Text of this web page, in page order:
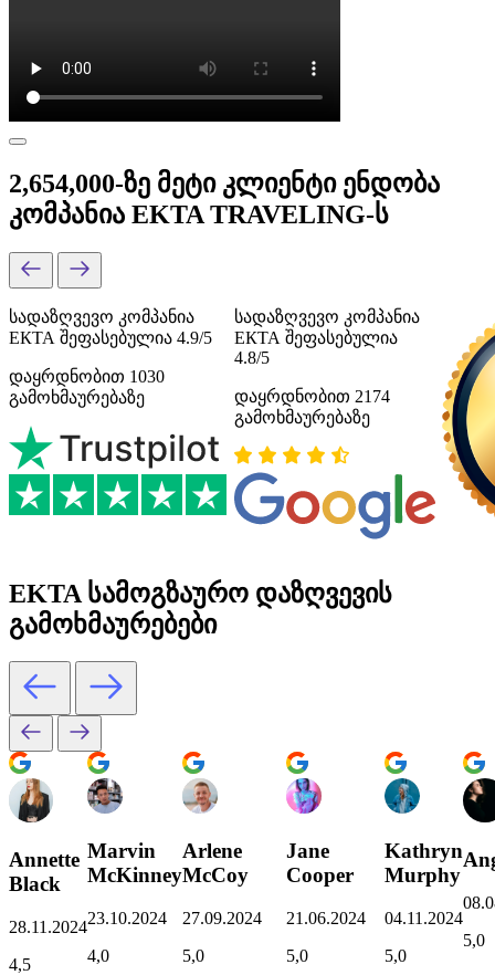
2,654,000-ზე მეტი კლიენტი ენდობა
კომპანია EKTA TRAVELING-ს
სადაზღვევო კომპანია
ЕКТА შეფასებულია 4.9/5
დაყრდნობით 1030
გამოხმაურებაზე
სადაზღვევო კომპანია
ЕКТА შეფასებულია
4.8/5
დაყრდნობით 2174
გამოხმაურებაზე
EKTA სამოგზაურო დაზღვევის
გამოხმაურებები
Annette
Black
28.11.2024
4,5
Marvin
McKinney
23.10.2024
4,0
Arlene
McCoy
27.09.2024
5,0
Jane
Cooper
21.06.2024
5,0
Kathryn
Murphy
04.11.2024
5,0
5,0